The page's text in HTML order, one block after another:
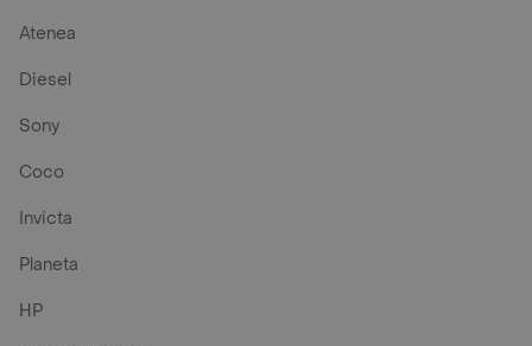
Atenea
Diesel
Sony
Coco
Invicta
Planeta
HP